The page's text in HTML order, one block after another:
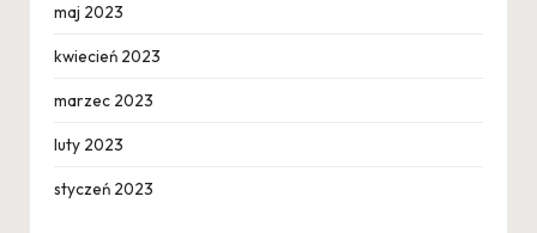
maj 2023
kwiecień 2023
marzec 2023
luty 2023
styczeń 2023